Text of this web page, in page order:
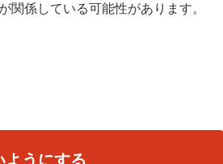
関係している可能性があります。
ようにする